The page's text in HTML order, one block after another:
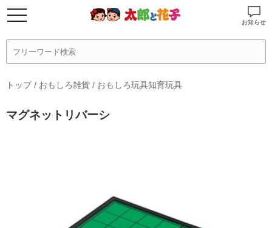
お知らせ
トップ/ おもしろ雑貨 / おもしろ玩具知育玩具
マグネットリバーシ